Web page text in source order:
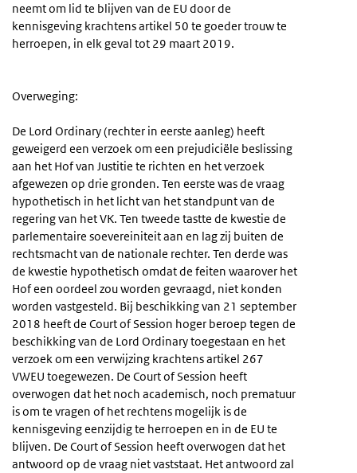
neemt om lid te blijven van de EU door de
kennisgeving krachtens artikel 50 te goeder trouw te
herroepen, in elk geval tot 29 maart 2019.
Overweging:
De Lord Ordinary (rechter in eerste aanleg) heeft
geweigerd een verzoek om een prejudiciële beslissing
aan het Hof van Justitie te richten en het verzoek
afgewezen op drie gronden. Ten eerste was de vraag
hypothetisch in het licht van het standpunt van de
regering van het VK. Ten tweede tastte de kwestie de
parlementaire soevereiniteit aan en lag zij buiten de
rechtsmacht van de nationale rechter. Ten derde was
de kwestie hypothetisch omdat de feiten waarover het
Hof een oordeel zou worden gevraagd, niet konden
worden vastgesteld. Bij beschikking van 21 september
2018 heeft de Court of Session hoger beroep tegen de
beschikking van de Lord Ordinary toegestaan en het
verzoek om een verwijzing krachtens artikel 267
VWEU toegewezen. De Court of Session heeft
overwogen dat het noch academisch, noch prematuur
is om te vragen of het rechtens mogelijk is de
kennisgeving eenzijdig te herroepen en in de EU te
blijven. De Court of Session heeft overwogen dat het
antwoord op de vraag niet vaststaat. Het antwoord zal